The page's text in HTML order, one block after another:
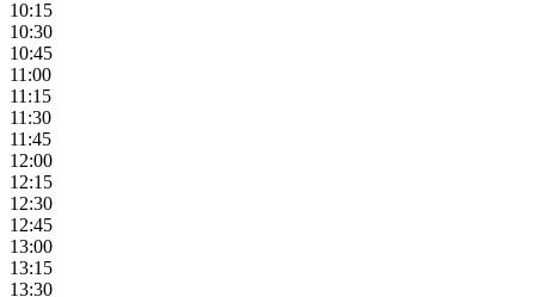
10:15
10:30
10:45
11:00
11:15
11:30
11:45
12:00
12:15
12:30
12:45
13:00
13:15
13:30